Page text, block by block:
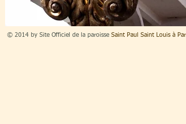
© 2014 by Site Officiel de la paroisse Saint Paul Saint Louis à